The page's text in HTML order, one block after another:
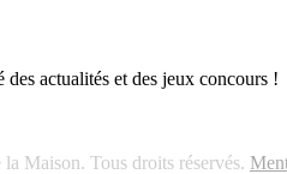
actualités et des jeux concours !
Maison. Tous droits réservés.